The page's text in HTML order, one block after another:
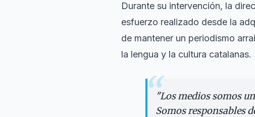
Durante su intervención, la
esfuerzo realizado desde la
de mantener un periodismo
la lengua y la cultura catalanas.
“"Los medios somos
Somos responsables